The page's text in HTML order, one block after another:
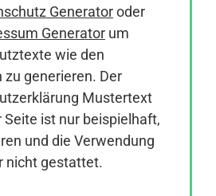
Generatoroder
Generator um
wie den
zu generieren. Der
Mustertext
Seite ist nur beispielhaft,
und die Verwendung
nicht gestattet.